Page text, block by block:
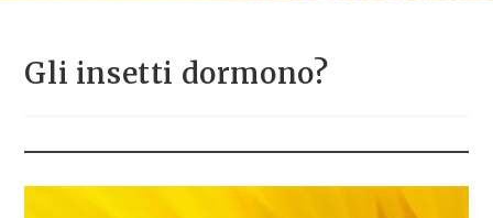
Gli insetti dormono?